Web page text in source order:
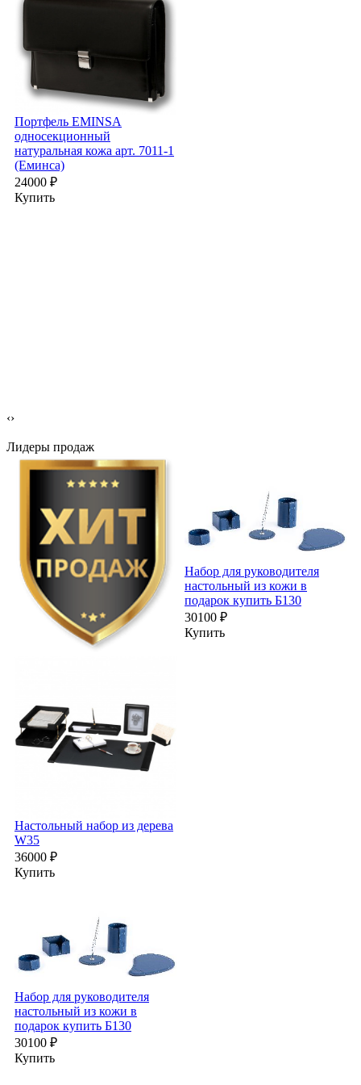
Портфель EMINSA
односекционный
натуральная кожа арт. 7011-1
(Еминса)
24000 ₽
Купить
‹›
Лидеры продаж
Настольный набор из дерева
W35
36000 ₽
Купить
Набор для руководителя
настольный из кожи в
подарок купить Б130
30100 ₽
Купить
Набор для руководителя
настольный из кожи в
подарок купить Б130
30100 ₽
Купить